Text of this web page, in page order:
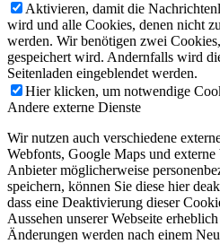
Aktivieren, damit die
wird und alle Cookies, denen nicht
werden. Wir benötigen zwei
gespeichert wird. Andernfalls wird
Seitenladen eingeblendet werden.
Hier klicken, um notwendige
Andere externe Dienste
Wir nutzen auch verschiedene
Webfonts, Google Maps und
Anbieter möglicherweise
speichern, können Sie diese hier
dass eine Deaktivierung dieser
Aussehen unserer Webseite
Änderungen werden nach einem